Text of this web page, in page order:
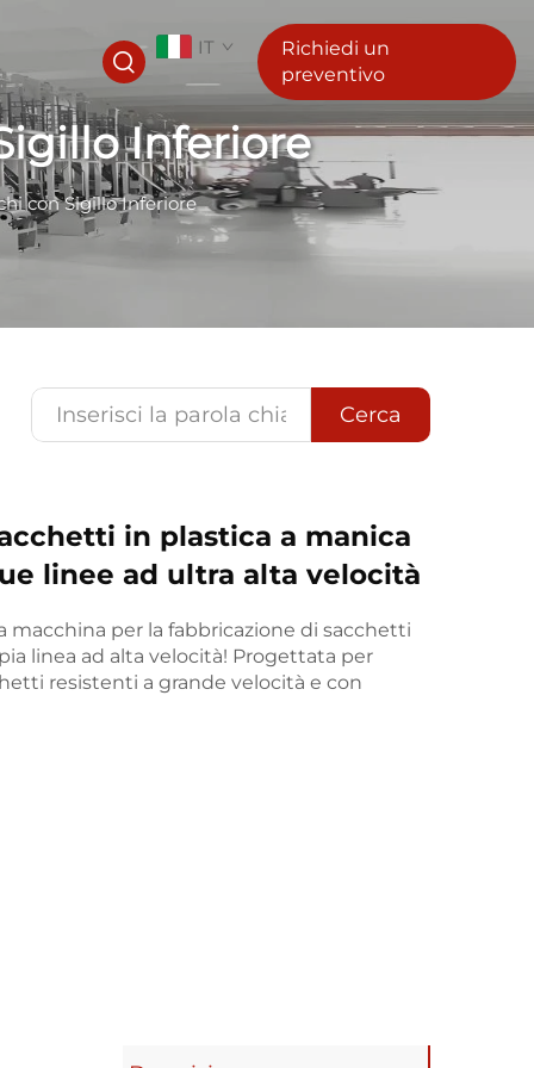
IT
Richiedi un
preventivo
Inferiore
con Sigillo Inferiore
Cerca
in plastica a manica
linee ad ultra alta velocità
macchina per la fabbricazione di sacchetti
linea ad alta velocità! Progettata per
resistenti a grande velocità e con